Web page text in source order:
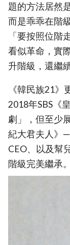
題的方法居然
而是乖乖在階
「要按照位階
看似革命，實
升階級，還繼
《韓民族21》
2018年SBS《
劇」，但至少
紀大君夫人》
CEO、以及幫
階級完美繼承。